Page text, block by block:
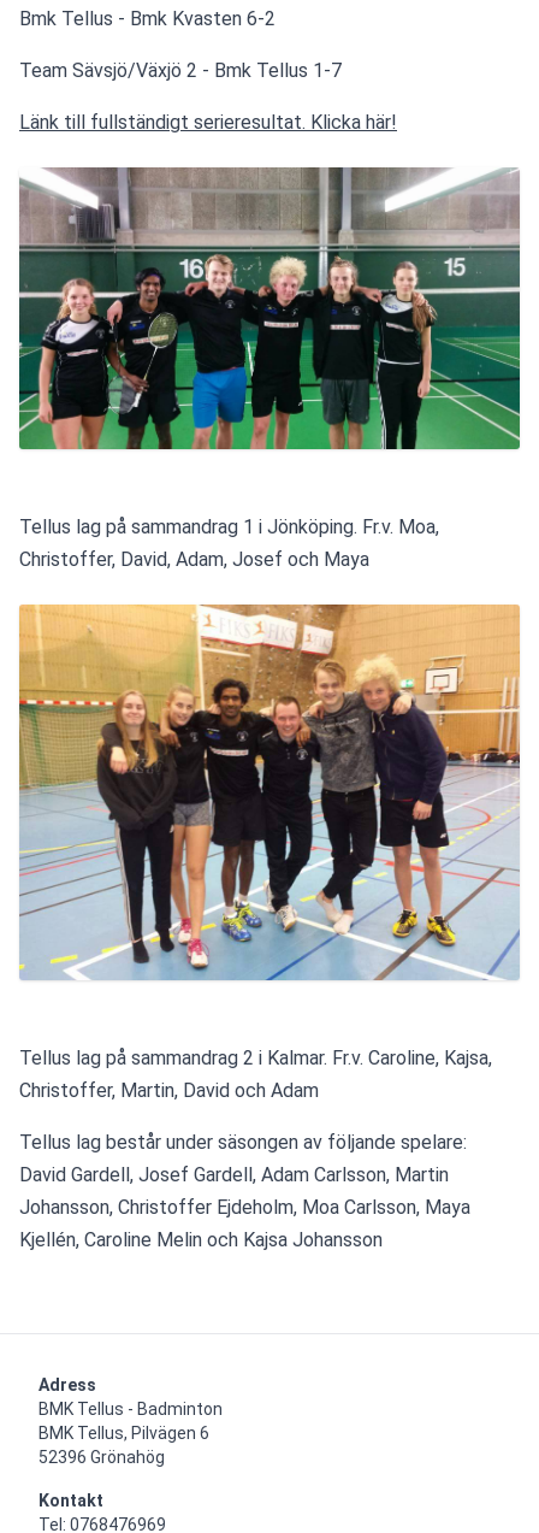
Bmk Tellus - Bmk Kvasten 6-2
Team Sävsjö/Växjö 2 - Bmk Tellus 1-7
Länk till fullständigt serieresultat. Klicka här!
Tellus lag på sammandrag 1 i Jönköping. Fr.v. Moa,
Christoffer, David, Adam, Josef och Maya
Tellus lag på sammandrag 2 i Kalmar. Fr.v. Caroline, Kajsa,
Christoffer, Martin, David och Adam
Tellus lag består under säsongen av följande spelare:
David Gardell, Josef Gardell, Adam Carlsson, Martin
Johansson, Christoffer Ejdeholm, Moa Carlsson, Maya
Kjellén, Caroline Melin och Kajsa Johansson
Adress
BMK Tellus - Badminton
BMK Tellus, Pilvägen 6
52396 Grönahög
Kontakt
Tel: 0768476969